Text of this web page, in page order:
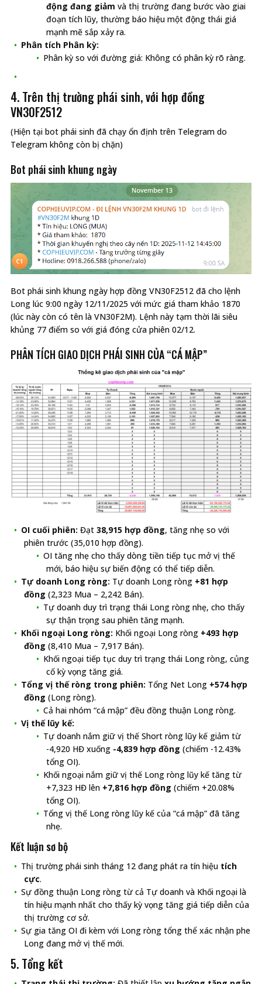
động đang giảm và thị trường đang bước vào giai
đoạn tích lũy, thường báo hiệu một động thái giá
mạnh mẽ sắp xảy ra.
Phân tích Phân kỳ:
Phân kỳ so với đường giá: Không có phân kỳ rõ ràng.
4. Trên thị trường phái sinh, với hợp đồng
VN30F2512
(Hiện tại bot phái sinh đã chạy ổn định trên Telegram do
Telegram không còn bị chặn)
Bot phái sinh khung ngày
Bot phái sinh khung ngày hợp đồng VN30F2512 đã cho lệnh
Long lúc 9:00 ngày 12/11/2025 với mức giá tham khảo 1870
(lúc này còn có tên là VN30F2M). Lệnh này tạm thời lãi siêu
khủng 77 điểm so với giá đóng cửa phiên 02/12.
PHÂN TÍCH GIAO DỊCH PHÁI SINH CỦA “CÁ MẬP”
OI cuối phiên: Đạt 38,915 hợp đồng, tăng nhẹ so với
phiên trước (35,010 hợp đồng).
OI tăng nhẹ cho thấy dòng tiền tiếp tục mở vị thế
mới, báo hiệu sự biến động có thể tiếp diễn.
Tự doanh Long ròng: Tự doanh Long ròng +81 hợp
đồng (2,323 Mua – 2,242 Bán).
Tự doanh duy trì trạng thái Long ròng nhẹ, cho thấy
sự thận trọng sau phiên tăng mạnh.
Khối ngoại Long ròng: Khối ngoại Long ròng +493 hợp
đồng (8,410 Mua – 7,917 Bán).
Khối ngoại tiếp tục duy trì trạng thái Long ròng, củng
cố kỳ vọng tăng giá.
Tổng vị thế ròng trong phiên: Tổng Net Long +574 hợp
đồng (Long ròng).
Cả hai nhóm “cá mập” đều đồng thuận Long ròng.
Vị thế lũy kế:
Tự doanh nắm giữ vị thế Short ròng lũy kế giảm từ
-4,920 HĐ xuống -4,839 hợp đồng (chiếm -12.43%
tổng OI).
Khối ngoại nắm giữ vị thế Long ròng lũy kế tăng từ
+7,323 HĐ lên +7,816 hợp đồng (chiếm +20.08%
tổng OI).
Tổng vị thế Long ròng lũy kế của “cá mập” đã tăng
nhẹ.
Kết luận sơ bộ
Thị trường phái sinh tháng 12 đang phát ra tín hiệu tích
cực.
Sự đồng thuận Long ròng từ cả Tự doanh và Khối ngoại là
tín hiệu mạnh nhất cho thấy kỳ vọng tăng giá tiếp diễn của
thị trường cơ sở.
Sự gia tăng OI đi kèm với Long ròng tổng thể xác nhận phe
Long đang mở vị thế mới.
5. Tổng kết